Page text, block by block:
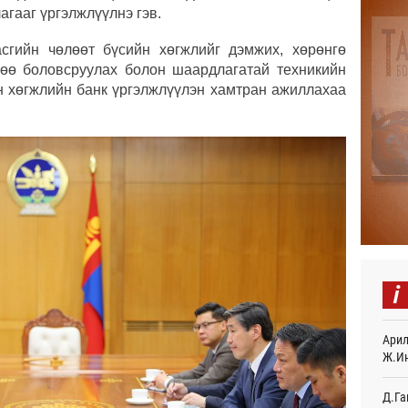
үргэлжлүүлнэ гэв.
чөлөөт бүсийн хөгжлийг дэмжих, хөрөнгө
боловсруулах болон шаардлагатай техникийн
хөгжлийн банк үргэлжлүүлэн хамтран ажиллахаа
4
4
5
5
i